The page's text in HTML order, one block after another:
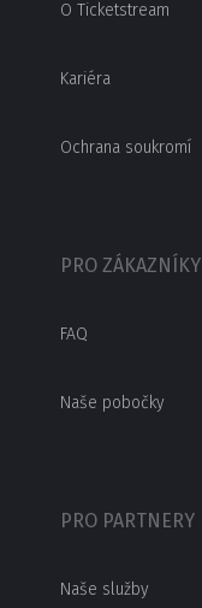
O Ticketstream
Kariéra
Ochrana soukromí
PRO ZÁKAZNÍKY
FAQ
Naše pobočky
PRO PARTNERY
Naše služby